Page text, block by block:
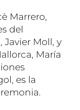
Marrero,
del
Javier Moll, y
María
es la